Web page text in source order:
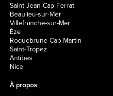
Saint-Jean-Cap-Ferrat
Beaulieu-sur-Mer
Villefranche-sur-Mer
Èze
Roquebrune-Cap-Martin
Saint-Tropez
Antibes
Nice
À propos